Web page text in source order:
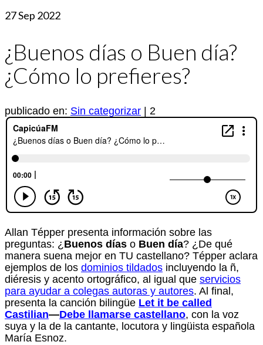
27Sep 2022
¿Buenos días o Buen día?
¿Cómo lo prefieres?
publicado en: Sin categorizar 2
Allan Tépper presenta información sobre las
preguntas: ¿Buenos días o Buen día? ¿De qué
manera suena mejor en TU castellano? Tépper aclara
ejemplos de los dominios tildados incluyendo la ñ,
diéresis y acento ortográfico, al igual que servicios
para ayudar a colegas autoras y autores. Al final,
presenta la canción bilingüe Let it be called
Castilian—Debe llamarse castellano, con la voz
suya y la de la cantante, locutora y lingüista española
María Esnoz.